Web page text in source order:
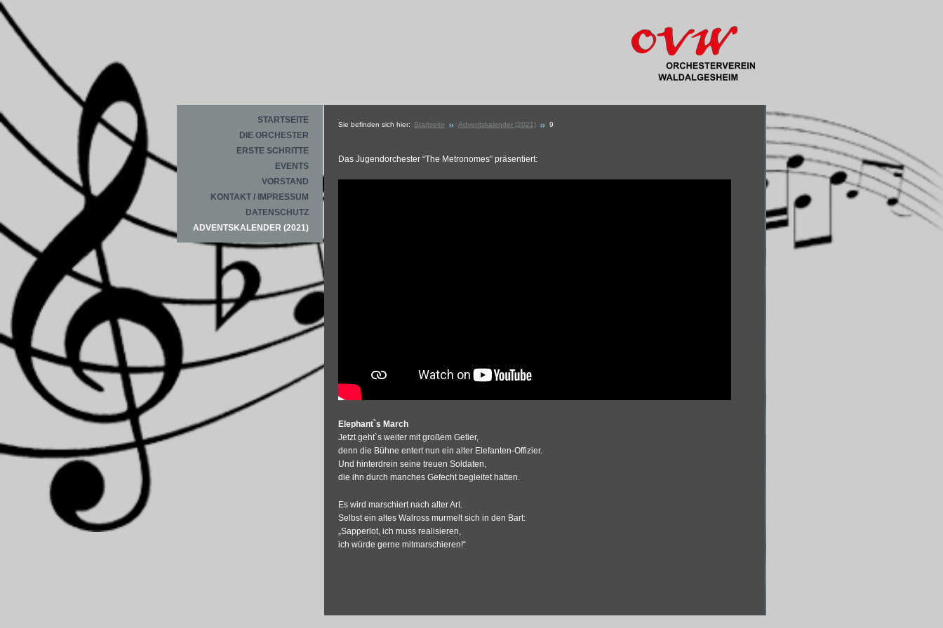
STARTSEITE
DIE ORCHESTER
ERSTE SCHRITTE
EVENTS
VORSTAND
KONTAKT / IMPRESSUM
DATENSCHUTZ
ADVENTSKALENDER (2021)
Sie befinden sich hier: Startseite Adventskalender (2021) 9
Das Jugendorchester “The Metronomes” präsentiert:
Elephant`s March
Jetzt geht`s weiter mit großem Getier,
denn die Bühne entert nun ein alter Elefanten-Offizier.
Und hinterdrein seine treuen Soldaten,
die ihn durch manches Gefecht begleitet hatten.
Es wird marschiert nach alter Art.
Selbst ein altes Walross murmelt sich in den Bart:
„Sapperlot, ich muss realisieren,
ich würde gerne mitmarschieren!“